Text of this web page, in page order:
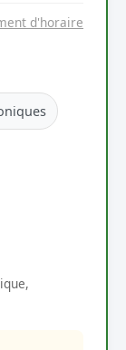
d'horaire